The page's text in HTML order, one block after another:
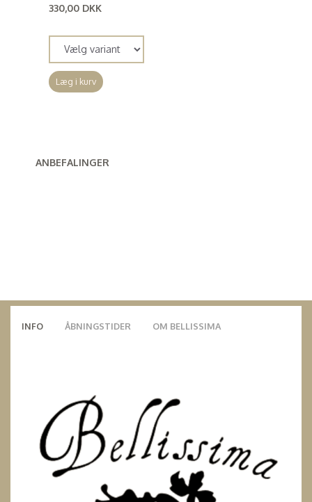
330,00 DKK
Læg i kurv
ANBEFALINGER
INFO ÅBNINGSTIDER OM BELLISSIMA